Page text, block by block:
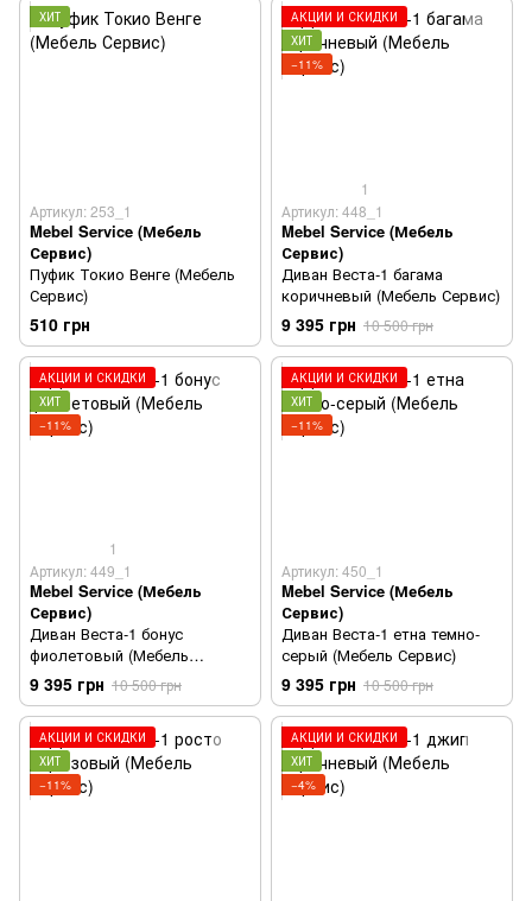
ХИТ
Артикул: 253_1
Mebel Service (Мебель
Сервис)
Пуфик Токио Венге (Мебель
Сервис)
510 грн
АКЦИИ И СКИДКИ
ХИТ
−11%
1
Артикул: 448_1
Mebel Service (Мебель
Сервис)
Диван Веста-1 багама
коричневый (Мебель Сервис)
9 395 грн 10 500 грн
АКЦИИ И СКИДКИ
ХИТ
−11%
1
Артикул: 449_1
Mebel Service (Мебель
Сервис)
Диван Веста-1 бонус
фиолетовый (Мебель
Сервис)
9 395 грн 10 500 грн
АКЦИИ И СКИДКИ
ХИТ
−11%
Артикул: 450_1
Mebel Service (Мебель
Сервис)
Диван Веста-1 етна темно-
серый (Мебель Сервис)
9 395 грн 10 500 грн
АКЦИИ И СКИДКИ
ХИТ
−11%
АКЦИИ И СКИДКИ
ХИТ
−4%